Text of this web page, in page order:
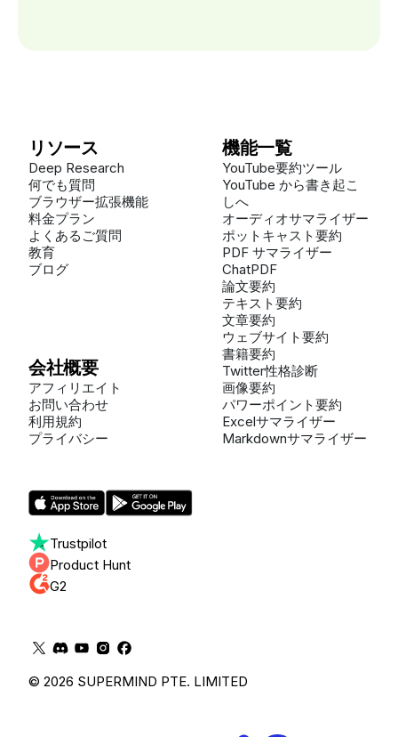
Trustpilot
Product Hunt
G2
© 2026 SUPERMIND PTE. LIMITED
リソース
Deep Research
何でも質問
ブラウザー拡張機能
料金プラン
よくあるご質問
教育
ブログ
会社概要
アフィリエイト
お問い合わせ
利用規約
プライバシー
機能一覧
YouTube要約ツール
YouTube から書き起こ
しへ
オーディオサマライザー
ポットキャスト要約
PDF サマライザー
ChatPDF
論文要約
テキスト要約
文章要約
ウェブサイト要約
書籍要約
Twitter性格診断
画像要約
パワーポイント要約
Excelサマライザー
Markdownサマライザー